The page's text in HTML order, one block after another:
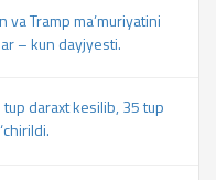
va Tramp ma’muriyatini
– kun dayjyesti.
daraxt kesilib, 35 tup